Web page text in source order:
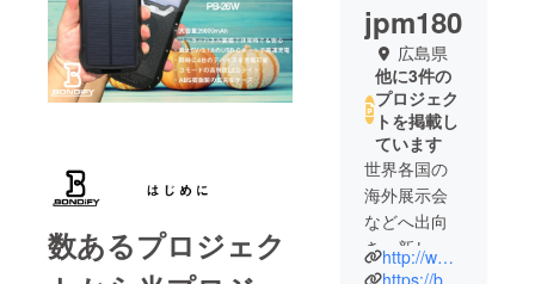
数あるプロジェク
jpm180
広島県
他に3件の
プロジェク
トを掲載し
ています
世界各国の
海外展示会
などへ出向
き、新しい
商品を見つ
http://www.japanmarket180.com
https://bondify.net/